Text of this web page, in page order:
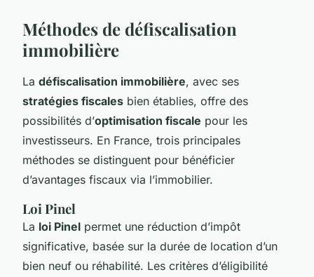
Méthodes de défiscalisation
immobilière
La défiscalisation immobilière, avec ses
stratégies fiscales bien établies, offre des
possibilités d’optimisation fiscale pour les
investisseurs. En France, trois principales
méthodes se distinguent pour bénéficier
d’avantages fiscaux via l’immobilier.
Loi Pinel
La loi Pinel permet une réduction d’impôt
significative, basée sur la durée de location d’un
bien neuf ou réhabilité. Les critères d’éligibilité